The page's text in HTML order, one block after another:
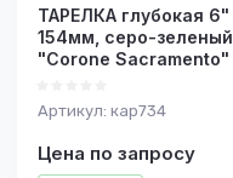
ТАРЕЛКА глубокая 6"
154мм, серо-зеленый
"Corone Sacramento"
Артикул: кар734
Цена по запросу